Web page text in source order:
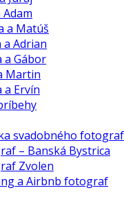
Adam
a Matúš
a Adrian
a Gábor
Martin
a Ervín
svadobného
– Banská Bystrica
Zvolen
a Airbnb fotograf